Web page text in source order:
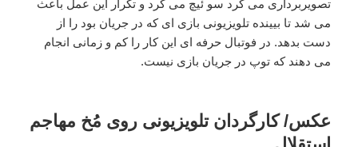
تصویربرداری می کرد سو ئیچ می کرد و تکرار این عمل باعث
می شد تا بیینده تلویزیونی بازی ای که در جریان بود را از
دست بدهد. در فوتبال حرفه ای این کار را کم و زمانی انجام
می دهند که توپ در جریان بازی نیست.
عکس/ کارگردان تلویزیونی روی مُخ مهاجم